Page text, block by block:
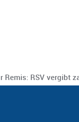
Remis: RSV vergibt